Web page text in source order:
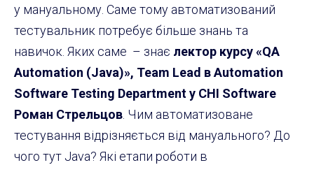
у мануальному. Саме тому автоматизований
тестувальник потребує більше знань та
навичок. Яких саме – знає лектор курсу «QA
Automation (Java)», Team Lead вAutomation
Software Testing Department у CHI Software
Роман Стрельцов . Чим автоматизоване
тестування відрізняється від мануального? До
чого тут Java? Які етапи роботи в